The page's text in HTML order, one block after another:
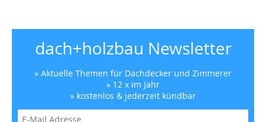
dach+holzbau Newsletter
» Aktuelle Themen für Dachdecker und Zimmerer
» 12 x im Jahr
» kostenlos & jederzeit kündbar